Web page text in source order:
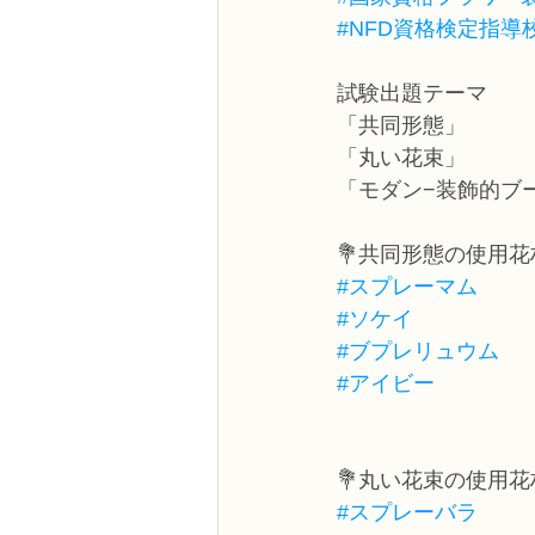
#NFD資格検定指導
試験出題テーマ
「共同形態」
「丸い花束」
「モダン−装飾的ブ
💐共同形態の使用花
#スプレーマム
#ソケイ
#ブプレリュウム
#アイビー
💐丸い花束の使用花
#スプレーバラ